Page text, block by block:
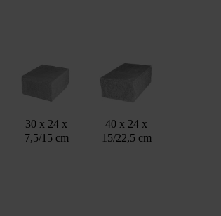
30 x 24 x
7,5/15 cm
40 x 24 x
15/22,5 cm